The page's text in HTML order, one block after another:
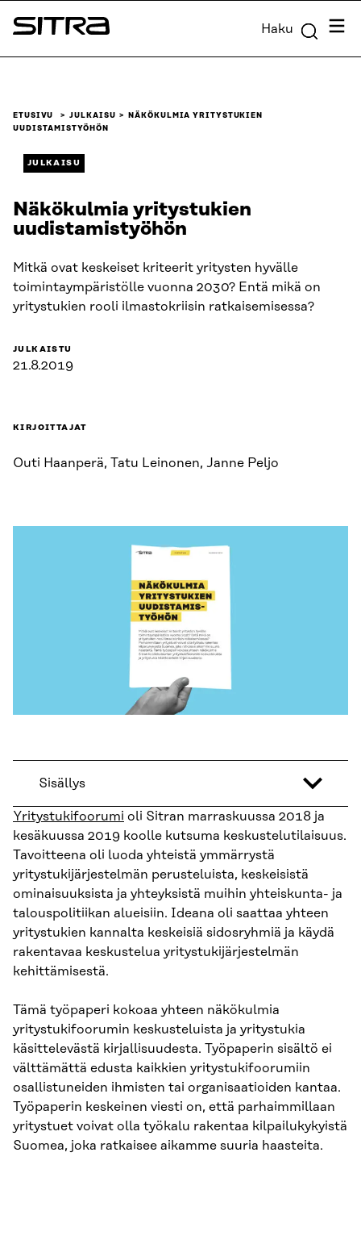
Siirry
suoraan
Sitra Haku
ETUSIVU JULKAISU
NÄKÖKULMIA YRITYSTUKIEN
UUDISTAMISTYÖHÖN
JULKAISU
Näkökulmia yritystukien
uudistamistyöhön
Mitkä ovat keskeiset kriteerit yritysten hyvälle
toimintaympäristölle vuonna 2030? Entä mikä on
yritystukien rooli ilmastokriisin ratkaisemisessa?
JULKAISTU
21.8.2019
KIRJOITTAJAT
Outi Haanperä, Tatu Leinonen, Janne Peljo
Sisällys
Yritystukifoorumi oli Sitran marraskuussa 2018 ja
kesäkuussa 2019 koolle kutsuma keskustelutilaisuus.
Tavoitteena oli luoda yhteistä ymmärrystä
yritystukijärjestelmän perusteluista, keskeisistä
ominaisuuksista ja yhteyksistä muihin yhteiskunta- ja
talouspolitiikan alueisiin. Ideana oli saattaa yhteen
yritystukien kannalta keskeisiä sidosryhmiä ja käydä
rakentavaa keskustelua yritystukijärjestelmän
kehittämisestä.
Tämä työpaperi kokoaa yhteen näkökulmia
yritystukifoorumin keskusteluista ja yritystukia
käsittelevästä kirjallisuudesta. Työpaperin sisältö ei
välttämättä edusta kaikkien yritystukifoorumiin
osallistuneiden ihmisten tai organisaatioiden kantaa.
Työpaperin keskeinen viesti on, että parhaimmillaan
yritystuet voivat olla työkalu rakentaa kilpailukykyistä
Suomea, joka ratkaisee aikamme suuria haasteita.